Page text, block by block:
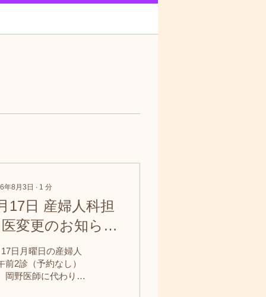
年8月3日 ∙ 1 分
17日 産婦人科担
変更のお知らせ
月3日）
日月曜日の産婦人
前2診（予約なし）
岡野医師に代わり、